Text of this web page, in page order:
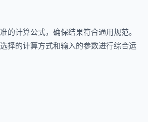
的计算公式，确保结果符合通用规范。
择的计算方式和输入的参数进行综合运